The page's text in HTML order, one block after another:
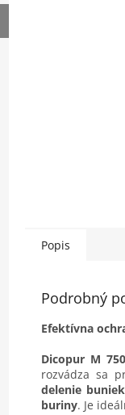
Popis
Podrobný
Efektívna
Dicopur M 750
rozvádza sa
delenie buniek
buriny. Je